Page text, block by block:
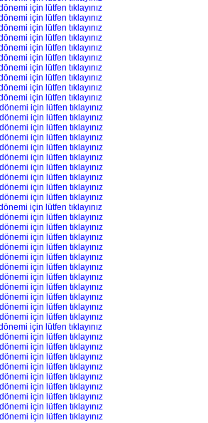
için lütfen tıklayınız
için lütfen tıklayınız
için lütfen tıklayınız
için lütfen tıklayınız
için lütfen tıklayınız
için lütfen tıklayınız
için lütfen tıklayınız
için lütfen tıklayınız
için lütfen tıklayınız
için lütfen tıklayınız
için lütfen tıklayınız
için lütfen tıklayınız
için lütfen tıklayınız
için lütfen tıklayınız
için lütfen tıklayınız
için lütfen tıklayınız
için lütfen tıklayınız
için lütfen tıklayınız
için lütfen tıklayınız
için lütfen tıklayınız
için lütfen tıklayınız
için lütfen tıklayınız
için lütfen tıklayınız
için lütfen tıklayınız
için lütfen tıklayınız
için lütfen tıklayınız
için lütfen tıklayınız
için lütfen tıklayınız
için lütfen tıklayınız
için lütfen tıklayınız
için lütfen tıklayınız
için lütfen tıklayınız
için lütfen tıklayınız
için lütfen tıklayınız
için lütfen tıklayınız
için lütfen tıklayınız
için lütfen tıklayınız
için lütfen tıklayınız
için lütfen tıklayınız
için lütfen tıklayınız
için lütfen tıklayınız
için lütfen tıklayınız